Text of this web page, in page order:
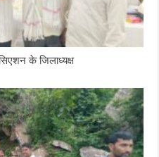
के जिलाध्यक्ष